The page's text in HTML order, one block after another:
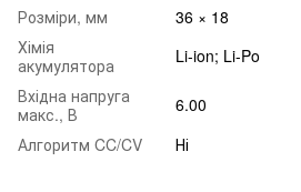
Розміри, мм
36 × 18
Хімія
акумулятора
Li-ion; Li-Po
Вхідна напруга
макс., В
6.00
Алгоритм CC/CV
Ні